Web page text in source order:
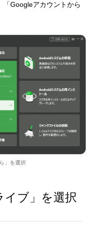
「Googleアカウントから
」を選択
イブ」を選択